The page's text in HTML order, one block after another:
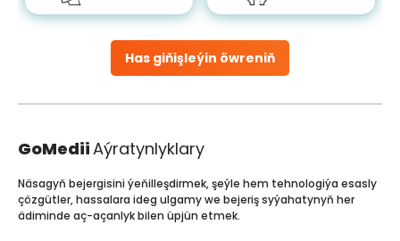
Has giňişleýin öwreniň
GoMediiAýratynlyklary
Näsagyň bejergisini ýeňilleşdirmek, şeýle hem tehnologiýa esasly
çözgütler, hassalara ideg ulgamy we bejeriş syýahatynyň her
ädiminde aç-açanlyk bilen üpjün etmek.